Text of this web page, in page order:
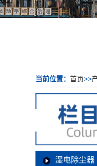
当前位置： 首页>>
湿电除尘器